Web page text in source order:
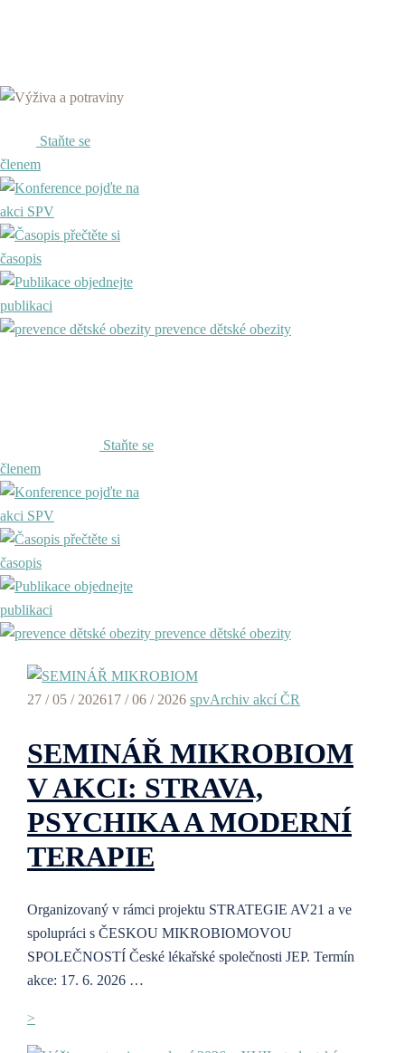
Staňte se
členem
pojďte na
akci SPV
přečtěte si
časopis
objednejte
publikaci
prevence dětské obezity
Staňte se
členem
pojďte na
akci SPV
přečtěte si
časopis
objednejte
publikaci
prevence dětské obezity
27 / 05 / 202617 / 06 / 2026 spvArchiv akcí ČR
SEMINÁŘ MIKROBIOM
V AKCI: STRAVA,
PSYCHIKA A MODERNÍ
TERAPIE
Organizovaný v rámci projektu STRATEGIE AV21 a ve
spolupráci s ČESKOU MIKROBIOMOVOU
SPOLEČNOSTÍ České lékařské společnosti JEP. Termín
akce: 17. 6. 2026 …
>